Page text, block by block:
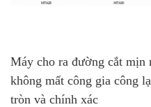
Máy cho ra đường cắt mịn
không mất công gia công
tròn và chính xác